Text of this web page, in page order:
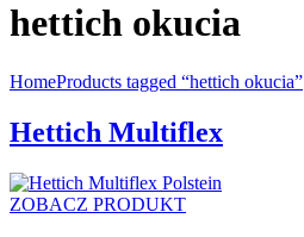
hettich okucia
HomeProducts tagged “hettich okucia”
Hettich Multiflex
ZOBACZ PRODUKT